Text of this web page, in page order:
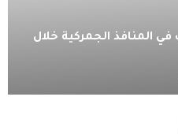
تهريب في المنافذ الجمركية خلال